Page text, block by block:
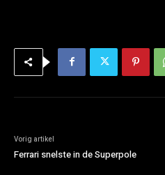
Vorig artikel
Ferrari snelste in de Superpole